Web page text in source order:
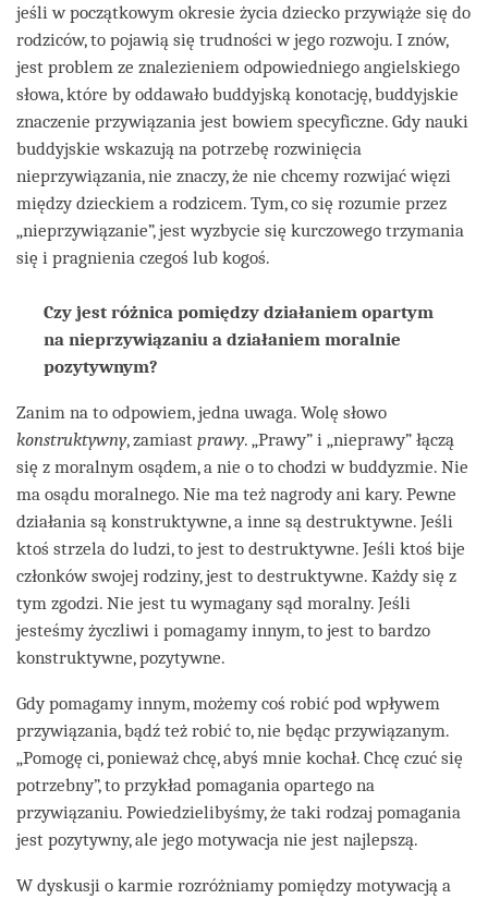
jeśli w początkowym okresie życia dziecko przywiąże się do
rodziców, to pojawią się trudności w jego rozwoju. I znów,
jest problem ze znalezieniem odpowiedniego angielskiego
słowa, które by oddawało buddyjską konotację, buddyjskie
znaczenie przywiązania jest bowiem specyficzne. Gdy nauki
buddyjskie wskazują na potrzebę rozwinięcia
nieprzywiązania, nie znaczy, że nie chcemy rozwijać więzi
między dzieckiem a rodzicem. Tym, co się rozumie przez
„nieprzywiązanie”, jest wyzbycie się kurczowego trzymania
się i pragnienia czegoś lub kogoś.
Czy jest różnica pomiędzy działaniem opartym
na nieprzywiązaniu a działaniem moralnie
pozytywnym?
Zanim na to odpowiem, jedna uwaga. Wolę słowo
konstruktywny, zamiast prawy. „Prawy” i „nieprawy” łączą
się z moralnym osądem, a nie o to chodzi w buddyzmie. Nie
ma osądu moralnego. Nie ma też nagrody ani kary. Pewne
działania są konstruktywne, a inne są destruktywne. Jeśli
ktoś strzela do ludzi, to jest to destruktywne. Jeśli ktoś bije
członków swojej rodziny, jest to destruktywne. Każdy się z
tym zgodzi. Nie jest tu wymagany sąd moralny. Jeśli
jesteśmy życzliwi i pomagamy innym, to jest to bardzo
konstruktywne, pozytywne.
Gdy pomagamy innym, możemy coś robić pod wpływem
przywiązania, bądź też robić to, nie będąc przywiązanym.
„Pomogę ci, ponieważ chcę, abyś mnie kochał. Chcę czuć się
potrzebny”, to przykład pomagania opartego na
przywiązaniu. Powiedzielibyśmy, że taki rodzaj pomagania
jest pozytywny, ale jego motywacja nie jest najlepszą.
W dyskusji o karmie rozróżniamy pomiędzy motywacją a